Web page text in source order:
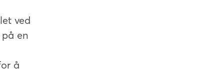
ved
en
å